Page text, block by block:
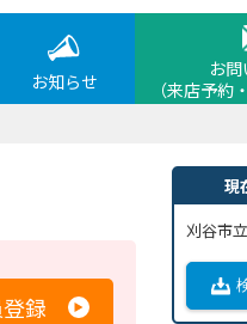
お知らせ
お
（来店予約
録
現
刈谷市